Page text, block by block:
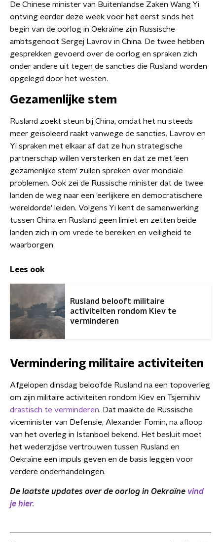
De Chinese minister van Buitenlandse Zaken Wang Yi
ontving eerder deze week voor het eerst sinds het
begin van de oorlog in Oekraïne zijn Russische
ambtsgenoot Sergej Lavrov in China. De twee hebben
gesprekken gevoerd over de oorlog en spraken zich
onder andere uit tegen de sancties die Rusland worden
opgelegd door het westen.
Gezamenlijke stem
Rusland zoekt steun bij China, omdat het nu steeds
meer geïsoleerd raakt vanwege de sancties. Lavrov en
Yi spraken met elkaar af dat ze hun strategische
partnerschap willen versterken en dat ze met 'een
gezamenlijke stem' zullen spreken over mondiale
problemen. Ook zei de Russische minister dat de twee
landen de weg naar een 'eerlijkere en democratischere
wereldorde' leiden. Volgens Yi kent de samenwerking
tussen China en Rusland geen limiet en zetten beide
landen zich in om vrede te bereiken en veiligheid te
waarborgen.
Lees ook
Rusland belooft militaire
activiteiten rondom Kiev te
verminderen
Vermindering militaire activiteiten
Afgelopen dinsdag beloofde Rusland na een topoverleg
om zijn militaire activiteiten rondom Kiev en Tsjernihiv
drastisch te verminderen. Dat maakte de Russische
viceminister van Defensie, Alexander Fomin, na afloop
van het overleg in Istanboel bekend. Het besluit moet
het wederzijdse vertrouwen tussen Rusland en
Oekraïne een impuls geven en de basis leggen voor
verdere onderhandelingen.
De laatste updates over de oorlog in Oekraïne vind
je hier.